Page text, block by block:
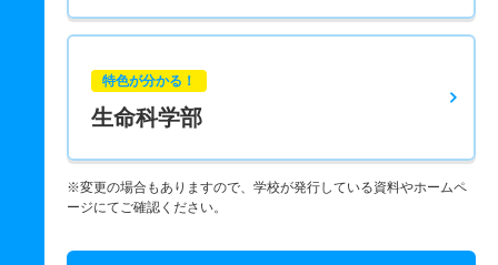
特色が分かる！
生命科学部
※変更の場合もありますので、学校が発行している資料やホームペ
ージにてご確認ください。